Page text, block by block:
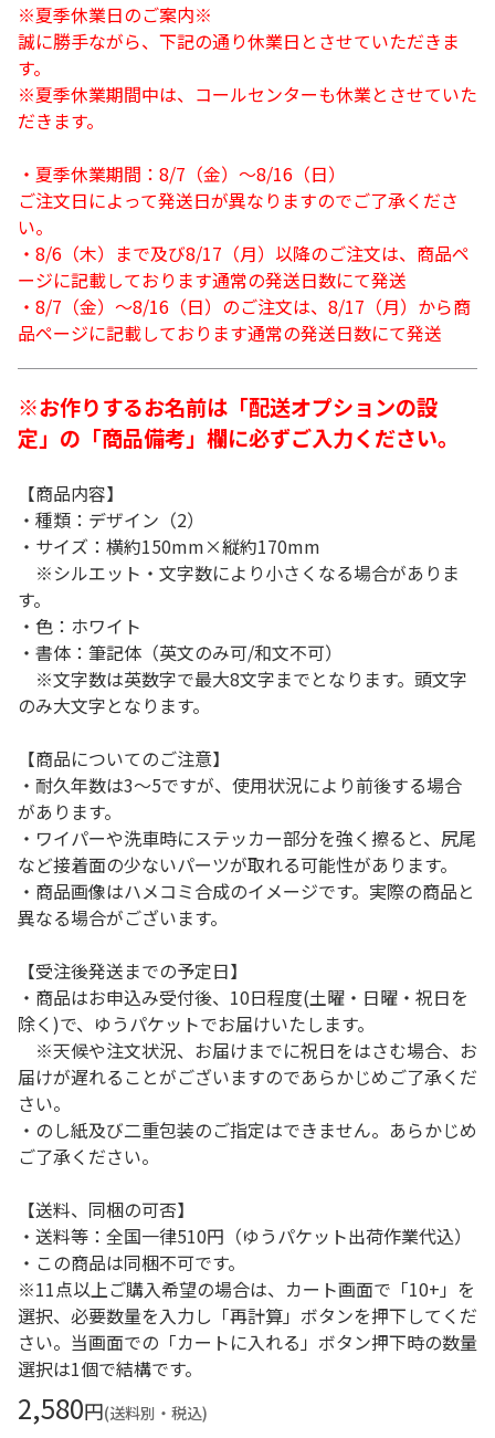
※夏季休業日のご案内※
誠に勝手ながら、下記の通り休業日とさせていただきま
す。
※夏季休業期間中は、コールセンターも休業とさせていた
だきます。
・夏季休業期間：8/7（金）～8/16（日）
ご注文日によって発送日が異なりますのでご了承くださ
い。
・8/6（木）まで及び8/17（月）以降のご注文は、商品ペ
ージに記載しております通常の発送日数にて発送
・8/7（金）～8/16（日）のご注文は、8/17（月）から商
品ページに記載しております通常の発送日数にて発送
※お作りするお名前は「配送オプションの設
定」の「商品備考」欄に必ずご入力ください。
【商品内容】
・種類：デザイン（2）
・サイズ：横約150mm×縦約170mm
※シルエット・文字数により小さくなる場合がありま
す。
・色：ホワイト
・書体：筆記体（英文のみ可/和文不可）
※文字数は英数字で最大8文字までとなります。頭文字
のみ大文字となります。
【商品についてのご注意】
・耐久年数は3～5ですが、使用状況により前後する場合
があります。
・ワイパーや洗車時にステッカー部分を強く擦ると、尻尾
など接着面の少ないパーツが取れる可能性があります。
・商品画像はハメコミ合成のイメージです。実際の商品と
異なる場合がございます。
【受注後発送までの予定日】
・商品はお申込み受付後、10日程度(土曜・日曜・祝日を
除く)で、ゆうパケットでお届けいたします。
※天候や注文状況、お届けまでに祝日をはさむ場合、お
届けが遅れることがございますのであらかじめご了承くだ
さい。
・のし紙及び二重包装のご指定はできません。あらかじめ
ご了承ください。
【送料、同梱の可否】
・送料等：全国一律510円（ゆうパケット出荷作業代込）
・この商品は同梱不可です。
※11点以上ご購入希望の場合は、カート画面で「10+」を
選択、必要数量を入力し「再計算」ボタンを押下してくだ
さい。当画面での「カートに入れる」ボタン押下時の数量
選択は1個で結構です。
2,580円(送料別・税込)